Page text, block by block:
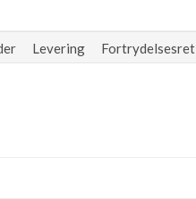
Levering Fortrydelsesret